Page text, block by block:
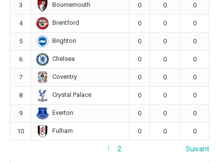
3 Bournemouth 0 0 0
4 Brentford 0 0 0
5 Brighton 0 0 0
6 Chelsea 0 0 0
7 Coventry 0 0 0
8 Crystal Palace 0 0 0
9 Everton 0 0 0
10 Fulham 0 0 0
1 2 Suivant